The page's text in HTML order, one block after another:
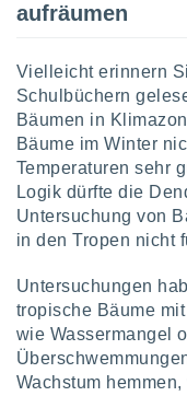
der
sind,
weiterhin
Sie
In
werden
dass wir
die für die
der
aufräumen
Vielleicht erinnern
Schulbüchern
Bäumen in
Bäume im Winter
Temperaturen sehr
Logik dürfte die
Untersuchung von
in den Tropen nicht
Untersuchungen
tropische Bäume
wie Wassermangel
Wachstum